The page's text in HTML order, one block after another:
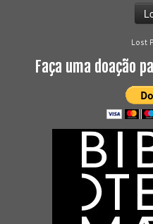
Lost
Faça uma doação